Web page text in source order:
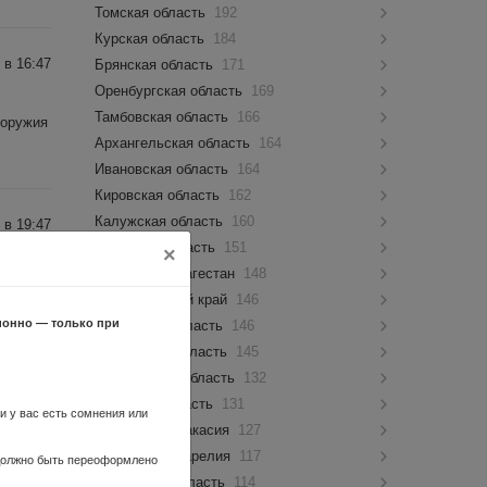
16:47
19:47
×
— только при
у вас есть сомнения или
быть переоформлено
Томская область
192
Курская область
184
Брянская область
171
Оренбургская область
169
Тамбовская область
166
Архангельская область
164
Ивановская область
164
Кировская область
162
Калужская область
160
Амурская область
151
Республика Дагестан 148
Забайкальский край 146
Орловская область
146
Пензенская область
145
Ульяновская область
132
Липецкая область
131
Республика Хакасия
127
Республика Карелия
117
Курганская область
114